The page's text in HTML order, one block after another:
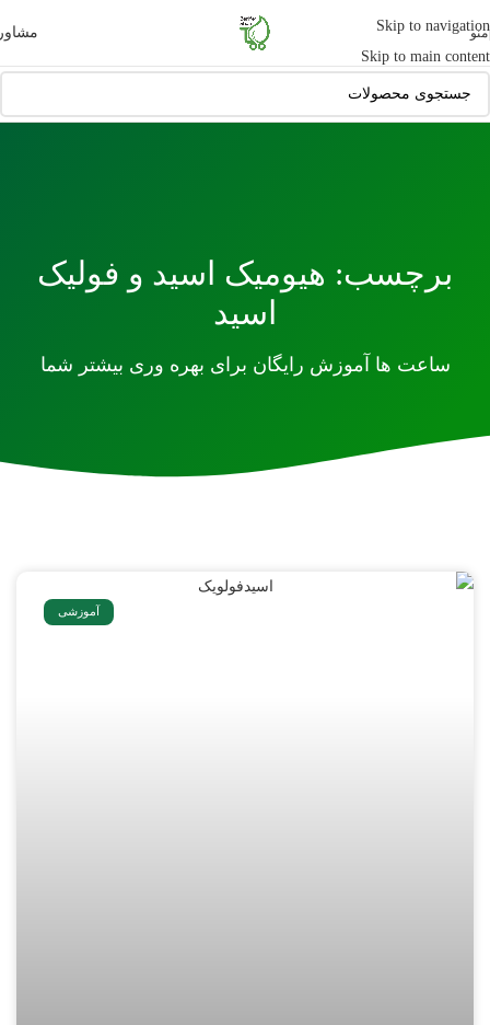
Skip to navigation
Skip to main content
منو
برچسب: هیومیک اسید و فولیک
اسید
ساعت ها آموزش رایگان برای بهره وری بیشتر شما
آموزشی